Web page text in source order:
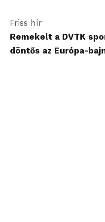
Friss hír
Remekelt a DVTK
döntős az Európa-